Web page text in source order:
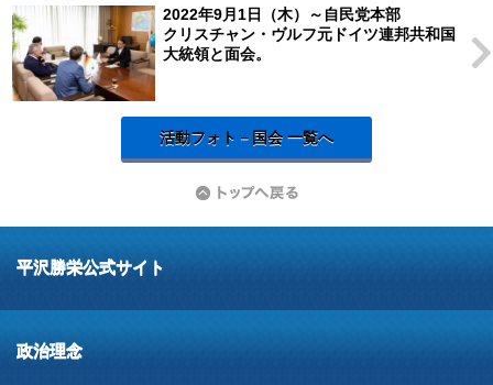
2022年9月1日（木）～自民党本部
クリスチャン・ヴルフ元ドイツ連邦共和国
大統領と面会。
活動フォト－国会 一覧へ
平沢勝栄公式サイト
政治理念